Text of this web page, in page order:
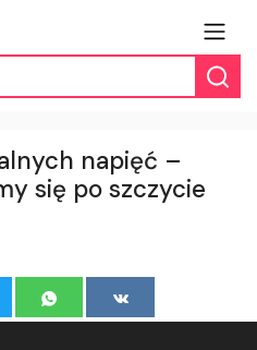
napięć –
się po szczycie